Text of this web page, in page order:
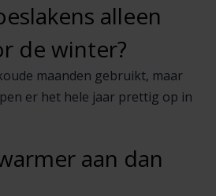
alleen
de winter?
maanden gebruikt, maar
er het hele jaar prettig op in
aan dan